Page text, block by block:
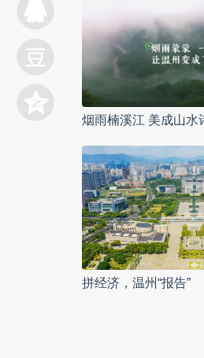
烟雨楠溪江 美成山水
拼经济，温州“报告”